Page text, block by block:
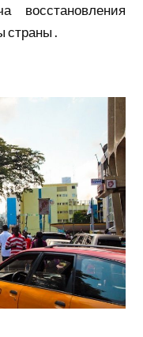
восстановления
страны .